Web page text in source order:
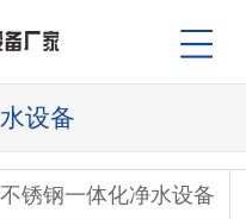
设备
不锈钢一体化净水设备